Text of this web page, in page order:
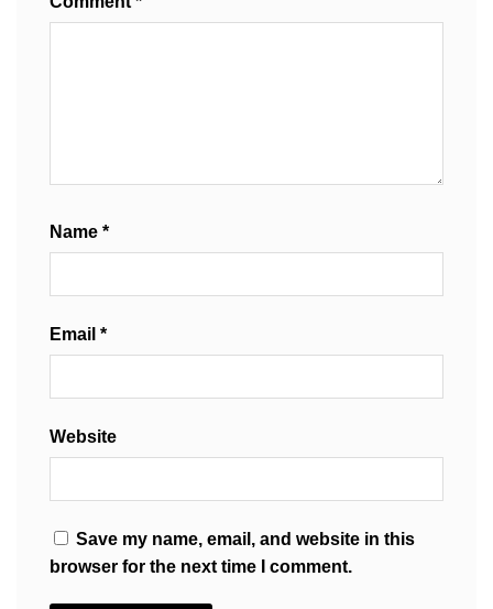
Name *
Email *
Website
Save my name, email, and website in this
browser for the next time I comment.